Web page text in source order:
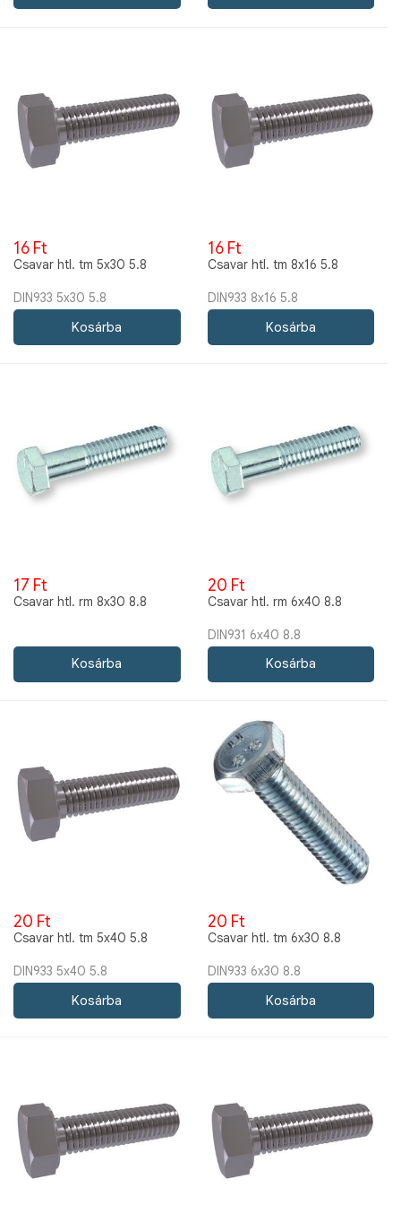
16 Ft
Csavar htl. tm 5x30 5.8
DIN933 5x30 5.8
16 Ft
Csavar htl. tm 8x16 5.8
DIN933 8x16 5.8
17 Ft
Csavar htl. rm 8x30 8.8
20 Ft
Csavar htl. rm 6x40 8.8
DIN931 6x40 8.8
20 Ft
Csavar htl. tm 5x40 5.8
DIN933 5x40 5.8
20 Ft
Csavar htl. tm 6x30 8.8
DIN933 6x30 8.8